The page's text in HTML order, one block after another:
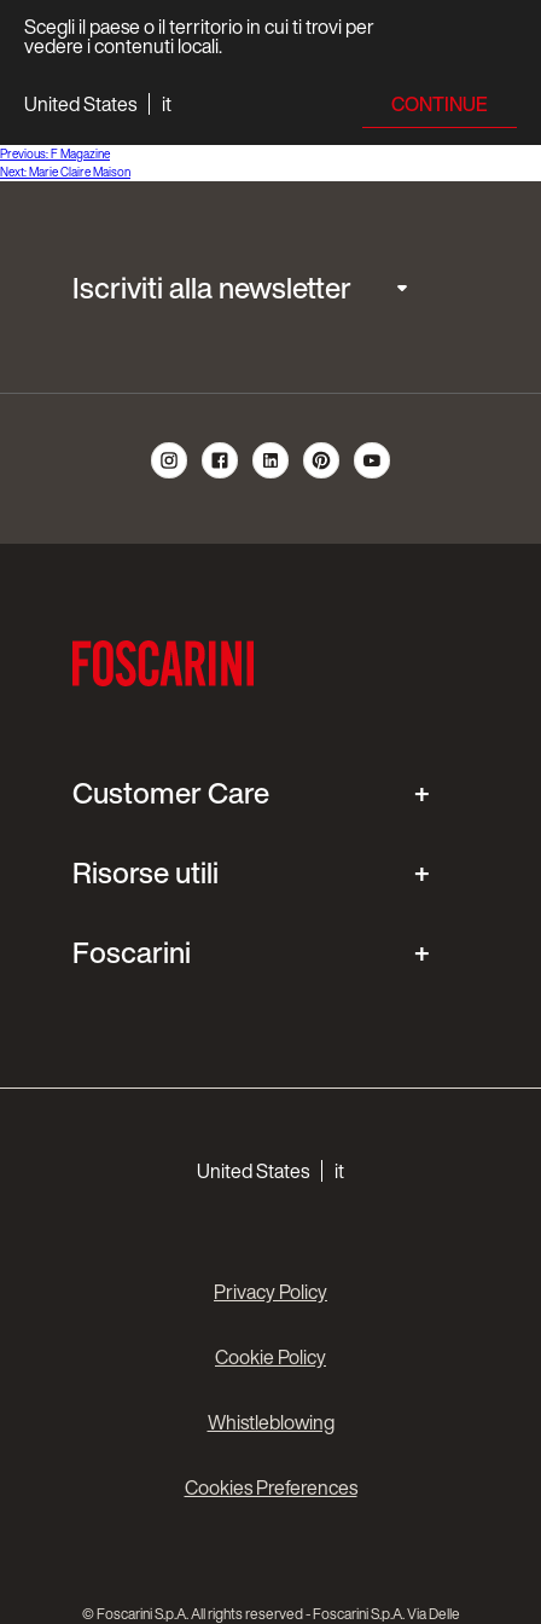
Scegli il paese o il territorio in cui ti trovi per
vedere i contenuti locali.
United States
it CONTINUE
Navigazione
articoli
Previous:F Magazine
Next:Marie Claire Maison
Iscriviti alla newsletter
Customer Care
Risorse utili
Foscarini
United States it
Privacy Policy
Cookie Policy
Whistleblowing
Cookies Preferences
© Foscarini S.p.A. All rights reserved - Foscarini S.p.A. Via Delle